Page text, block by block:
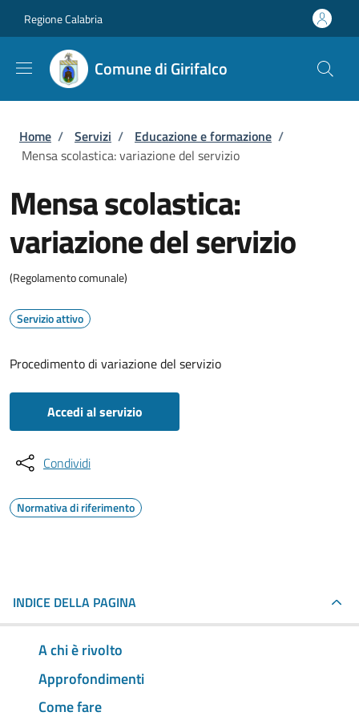
Regione Calabria
Comune di Girifalco
Briciole di pane
Home / Servizi / Educazione e formazione /
Mensa scolastica: variazione del servizio
Mensa scolastica:
variazione del servizio
(Regolamento comunale)
Servizio attivo
Procedimento di variazione del servizio
Accedi al servizio
Condividi
Normativa di riferimento
INDICE DELLA PAGINA
A chi è rivolto
Approfondimenti
Come fare